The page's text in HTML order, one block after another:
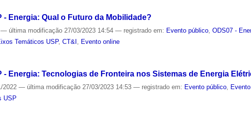
- Energia: Qual o Futuro da Mobilidade?
— última modificação 27/03/2023 14:54— registrado em: Evento público,ODS07 -
Temáticos USP,CT&I , Evento online
- Energia: Tecnologias de Fronteira nos Sistemas de Energia
2022— última modificação 27/03/2023 14:53— registrado em: Evento público
USP